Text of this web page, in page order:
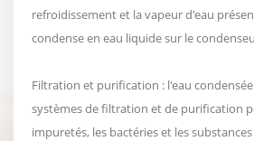
refroidissement et la vapeur d'eau
condense en eau liquide sur le
Filtration et purification : l'eau
systèmes de filtration et de purification
impuretés, les bactéries et les